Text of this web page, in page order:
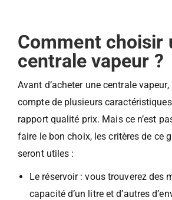
Comment choisir
centrale vapeur ?
Avant d’acheter une centrale
compte de plusieurs
rapport qualité prix. Mais ce n’est
faire le bon choix, les critères de ce
seront utiles :
Le réservoir : vous trouverez des
capacité d’un litre et d’autres